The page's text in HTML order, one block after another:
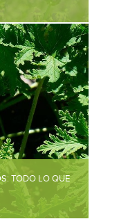
TODO LO QUE